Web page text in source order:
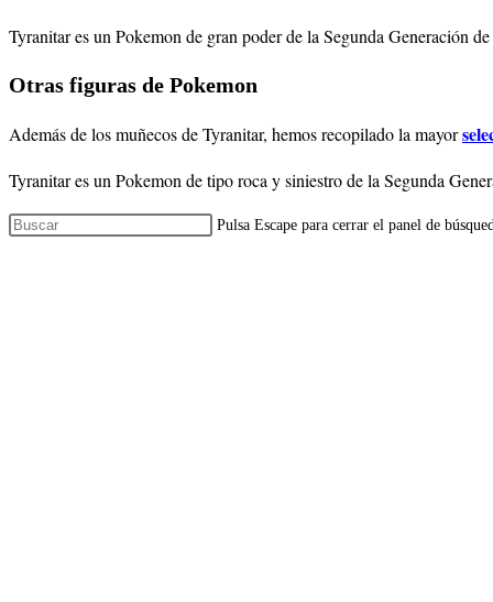
Tyranitar es un Pokemon de gran poder de la Segunda Generación
Otras figuras de Pokemon
Además de los muñecos de Tyranitar, hemos recopilado la mayor
Tyranitar es un Pokemon de tipo roca y siniestro de la Segunda
Pulsa Escape para cerrar el panel de